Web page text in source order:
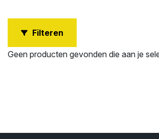
Filteren
Geen producten gevonden die aan je